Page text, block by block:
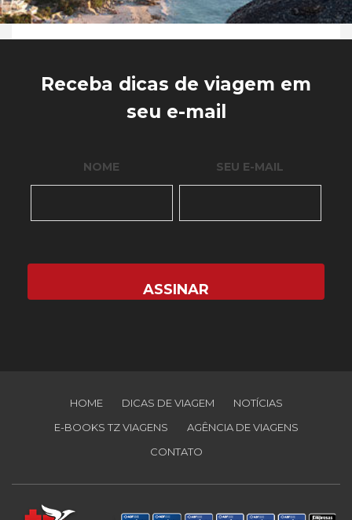
Receba dicas de viagem em
seu e-mail
NOME SEU E-MAIL
HOME DICAS DE VIAGEM
NOTÍCIAS
E-BOOKS TZ VIAGENS
AGÊNCIA DE VIAGENS
CONTATO